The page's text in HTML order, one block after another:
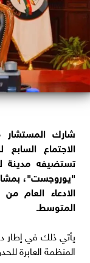
شارك المستشار
الاجتماع
تستضيفه مدينة
"يوروجست"،
الادعاء العام
المتوسط.
يأتي ذلك في إطار
المنظمة العابرة